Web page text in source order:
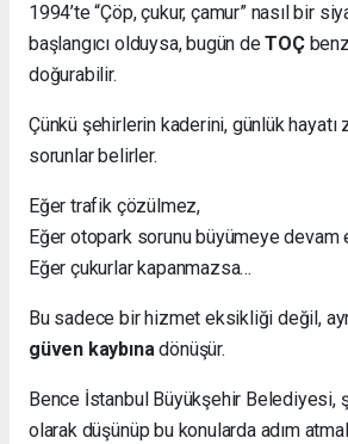
1994’te “Çöp, çukur, çamur” nasıl bir
başlangıcı olduysa, bugün deTOÇ
doğurabilir.
Çünkü şehirlerin kaderini, günlük hayatı
sorunlar belirler.
Eğer trafik çözülmez,
Eğer otopark sorunu büyümeye devam
Eğer çukurlar kapanmazsa…
Bu sadece bir hizmet eksikliği değil,
güven kaybınadönüşür.
Bence İstanbul Büyükşehir Belediyesi,
olarak düşünüp bu konularda adım